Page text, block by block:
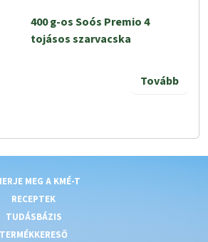
400 g-os Soós Premio 4
tojásos szarvacska
Tovább
MEG A KMÉ-T
RECEPTEK
TUDÁSBÁZIS
TERMÉKKERESŐ